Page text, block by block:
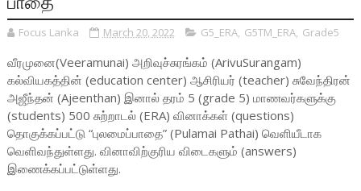
Focus Lanka March 20, 2022 G5_ERA, G5TM_ERA, Grade5
வீரமுனை(Veeramunai) அறிவுச்சுரங்கம் (ArivuSurangam)
கல்வியகத்தின் (education center) ஆசிரியர் (teacher) சுவேந்திரன்
அஜீந்தன் (Ajeenthan) இனால் தரம் 5 (grade 5) மாணவர்களுக்கு
(students) 500 சுற்றாடல் (ERA) வினாக்கள் (questions)
தொகுக்கப்பட்டு “புலமைப்பாதை” (Pulamai Pathai) வெளியீடாக
வெளிவந்துள்ளது. வினாவிற்குரிய விடைகளும் (answers)
இணைக்கப்பட்டுள்ளது.